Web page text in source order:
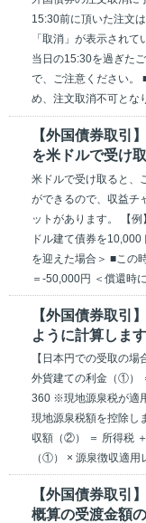
15:30前に頂いた注文
「取消」が表示され
当日の15:30を過ぎた
で、ご注意ください。
め、注文取消不可とな
【外国債券取引
を米ドルで受け
米ドルで受け取ると、
ができるので、収益チ
ットがあります。 【
ドル建て債券を
を迎えた場合＞ ■この
＝-50,000円 ＜償還時に
【外国債券取引
ように計算しま
【日本円での受取の場
外貨建ての利金（①）
360 ※現地源泉税が適
現地源泉税額を控除し
収額（②） ＝ 所得税
（①） × 源泉徴収適用
【外国債券取引
概算の受渡金額